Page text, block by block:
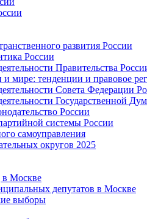
развития России
России
Правительства
мире: тенденции и правовое
Совета Федерации
Государственной
России
системы России
самоуправления
округов 2025
Москве
депутатов в Москве
выборы